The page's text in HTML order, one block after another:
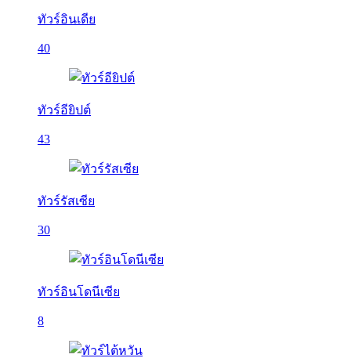
ทัวร์อินเดีย
40
ทัวร์อียิปต์
43
ทัวร์รัสเซีย
30
ทัวร์อินโดนีเซีย
8